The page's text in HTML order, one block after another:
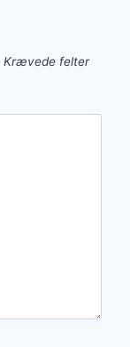
Krævede felter